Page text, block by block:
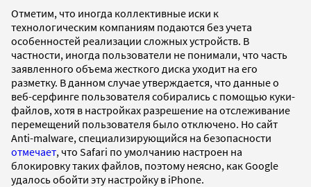
Отметим, что иногда коллективные иски к
технологическим компаниям подаются без учета
особенностей реализации сложных устройств. В
частности, иногда пользователи не понимали, что часть
заявленного объема жесткого диска уходит на его
разметку. В данном случае утверждается, что данные о
веб-серфинге пользователя собирались с помощью куки-
файлов, хотя в настройках разрешение на отслеживание
перемещений пользователя было отключено. Но сайт
Anti-malware, специализирующийся на безопасности
отмечает, что Safari по умолчанию настроен на
блокировку таких файлов, поэтому неясно, как Google
удалось обойти эту настройку в iPhone.